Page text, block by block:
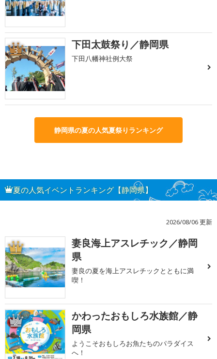
3 下田太鼓祭り／静岡県
下田八幡神社例大祭
静岡県の夏の人気夏祭りランキング
夏の人気イベントランキング【静岡県】
2026/08/06 更新
1
妻良海上アスレチック／静岡
県
妻良の夏を海上アスレチックとともに満
喫！
2
かわったおもしろ水族館／静
岡県
ようこそおもしろお魚たちのパラダイス
へ！